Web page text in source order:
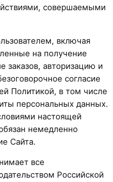
совершаемыми
включая
на получение
заказов, авторизацию и
согласие
Политикой, в том числе
персональных данных.
настоящей
немедленно
Сайта.
все
Российской